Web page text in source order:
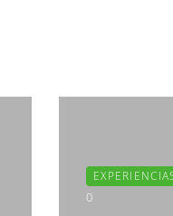
0